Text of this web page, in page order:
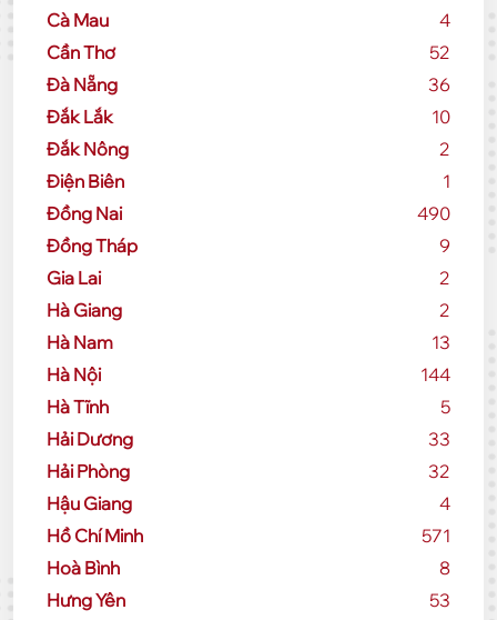
Cà Mau
4
Cần Thơ
52
Đà Nẵng
36
Đắk Lắk
10
Đắk Nông
2
Điện Biên
1
Đồng Nai
490
Đồng Tháp
9
Gia Lai
2
Hà Giang
2
Hà Nam
13
Hà Nội
144
Hà Tĩnh
5
Hải Dương
33
Hải Phòng
32
Hậu Giang
4
Hồ Chí Minh
571
Hoà Bình
8
Hưng Yên
53